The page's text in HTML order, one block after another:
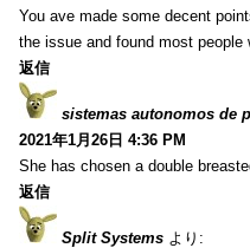
You ave made some decent
the issue and found most people
返信
sistemas autonomos de
2021年1月26日 4:36 PM
She has chosen a double
返信
Split Systems より: